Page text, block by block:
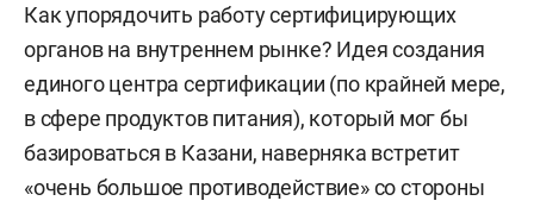
Как упорядочить работу сертифицирующих
органов на внутреннем рынке? Идея создания
единого центра сертификации (по крайней мере,
в сфере продуктов питания), который мог бы
базироваться в Казани, наверняка встретит
«очень большое противодействие» со стороны